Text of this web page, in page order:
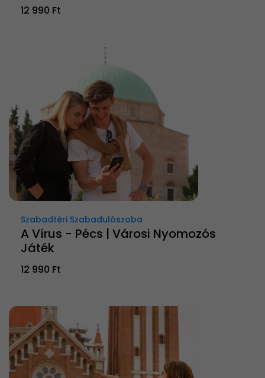
12 990 Ft
Szabadtéri Szabadulószoba
A Vírus - Pécs | Városi Nyomozós
Játék
12 990 Ft